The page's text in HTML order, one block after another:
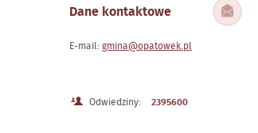
Dane kontaktowe
E-mail: gmina@opatowek.pl
Odwiedziny: 2395600